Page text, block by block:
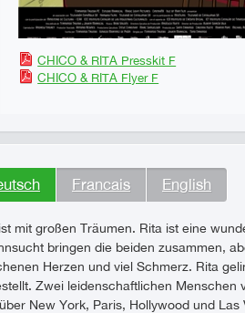
CHICO & RITA Presskit F
CHICO & RITA Flyer F
Francais English
mit großen Träumen. Rita ist eine
bringen die beiden zusammen,
Herzen und viel Schmerz. Rita
Zwei leidenschaftlichen Menschen
New York, Paris, Hollywood und Las